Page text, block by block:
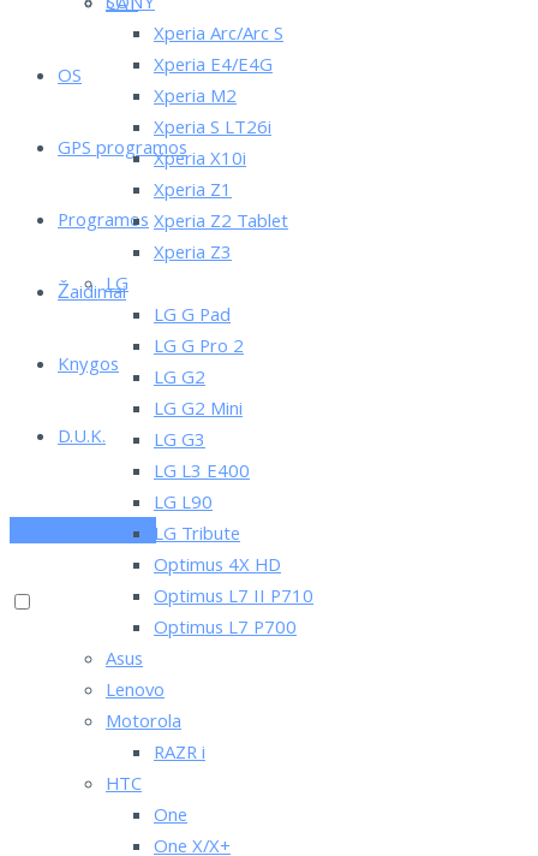
OS
GPS programos
Programos
Žaidimai
Knygos
D.U.K.
PRENUMERUOK
Xperia Arc/Arc S
Xperia E4/E4G
Xperia M2
Xperia S LT26i
Xperia X10i
Xperia Z1
Xperia Z2 Tablet
Xperia Z3
LG
LG G Pad
LG G Pro 2
LG G2
LG G2 Mini
LG G3
LG L3 E400
LG L90
LG Tribute
Optimus 4X HD
Optimus L7 II P710
Optimus L7 P700
Asus
Lenovo
Motorola
RAZR i
HTC
One
One X/X+